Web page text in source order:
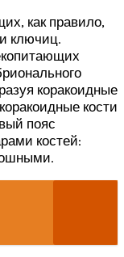
как правило,
ключиц.
коракоидные
кости
пояс
костей: